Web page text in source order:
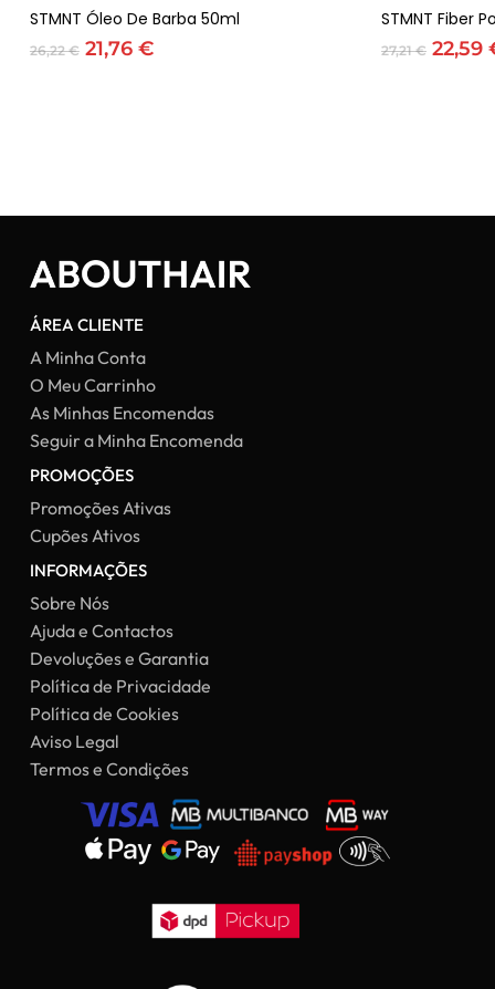
Adicionar
STMNT Óleo De Barba 50ml
26,22€ O
21,76 €O
STMNT Fiber
27,21€ O
22,59
ÁREA CLIENTE
A Minha Conta
O Meu Carrinho
As Minhas Encomendas
Seguir a Minha Encomenda
PROMOÇÕES
Promoções Ativas
Cupões Ativos
INFORMAÇÕES
Sobre Nós
Ajuda e Contactos
Devoluções e Garantia
Política de Privacidade
Política de Cookies
Aviso Legal
Termos e Condições